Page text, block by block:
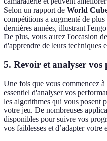
Selon un rapport de World
compétitions a augmenté de
dernières années, illustrant
De plus, vous aurez l'occasion
d'apprendre de leurs techniques
5. Revoir et analyser vos
Une fois que vous commencez
essentiel d'analyser vos
les algorithmes qui vous posent
votre jeu. De nombreuses
disponibles pour suivre vos
vos faiblesses et d’adapter votre